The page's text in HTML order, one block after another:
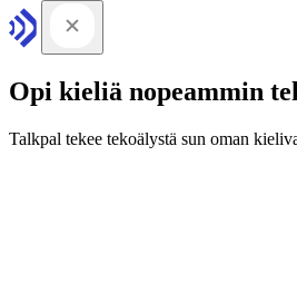
Opi kieliä nopeammin
Talkpal tekee tekoälystä sun oman